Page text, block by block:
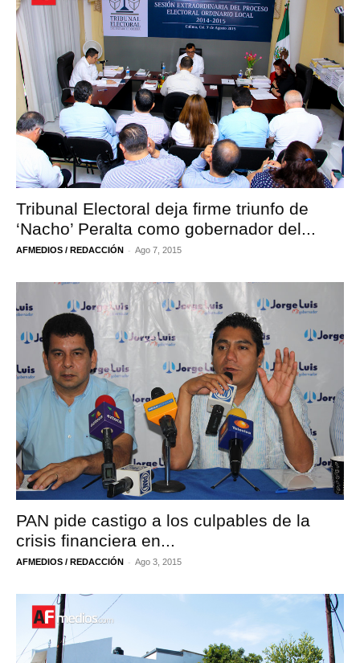
Tribunal Electoral deja firme triunfo de
‘Nacho’ Peralta como gobernador del...
AFMEDIOS / REDACCIÓN - Ago 7, 2015
PAN pide castigo a los culpables de la
crisis financiera en...
AFMEDIOS / REDACCIÓN - Ago 3, 2015